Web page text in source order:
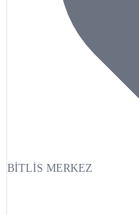
BİTLİS MERKEZ